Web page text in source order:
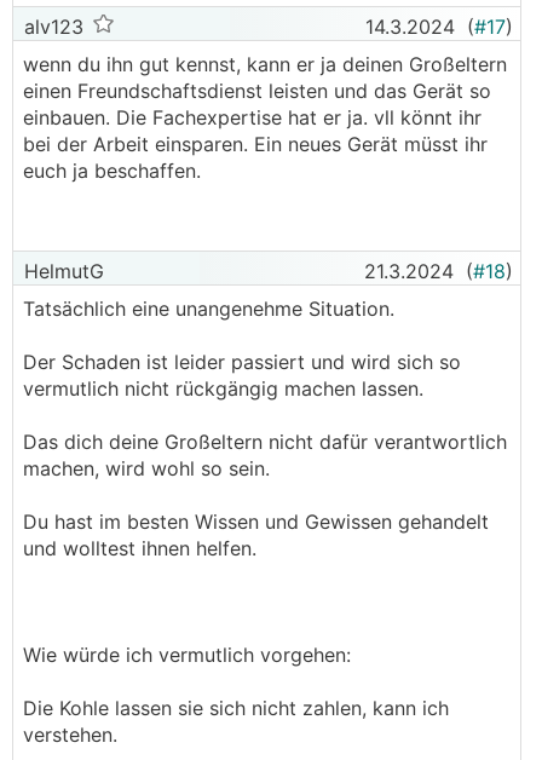
alv123 14.3.2024 (#17)
wenn du ihn gut kennst, kann er ja deinen Großeltern
einen Freundschaftsdienst leisten und das Gerät so
einbauen. Die Fachexpertise hat er ja. vll könnt ihr
bei der Arbeit einsparen. Ein neues Gerät müsst ihr
euch ja beschaffen.
HelmutG 21.3.2024 (#18)
Tatsächlich eine unangenehme Situation.
Der Schaden ist leider passiert und wird sich so
vermutlich nicht rückgängig machen lassen.
Das dich deine Großeltern nicht dafür verantwortlich
machen, wird wohl so sein.
Du hast im besten Wissen und Gewissen gehandelt
und wolltest ihnen helfen.
Wie würde ich vermutlich vorgehen:
Die Kohle lassen sie sich nicht zahlen, kann ich
verstehen.